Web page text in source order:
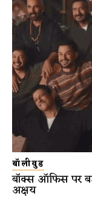
बॉलीवुड
बॉक्स ऑफिस पर
अक्षय